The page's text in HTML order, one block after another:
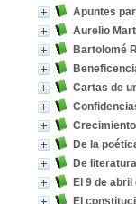
Apuntes
Aurelio
Bartolomé
Cartas de
De la
De
El 9 de
El
de Independencia,
constitucional
Resistencia